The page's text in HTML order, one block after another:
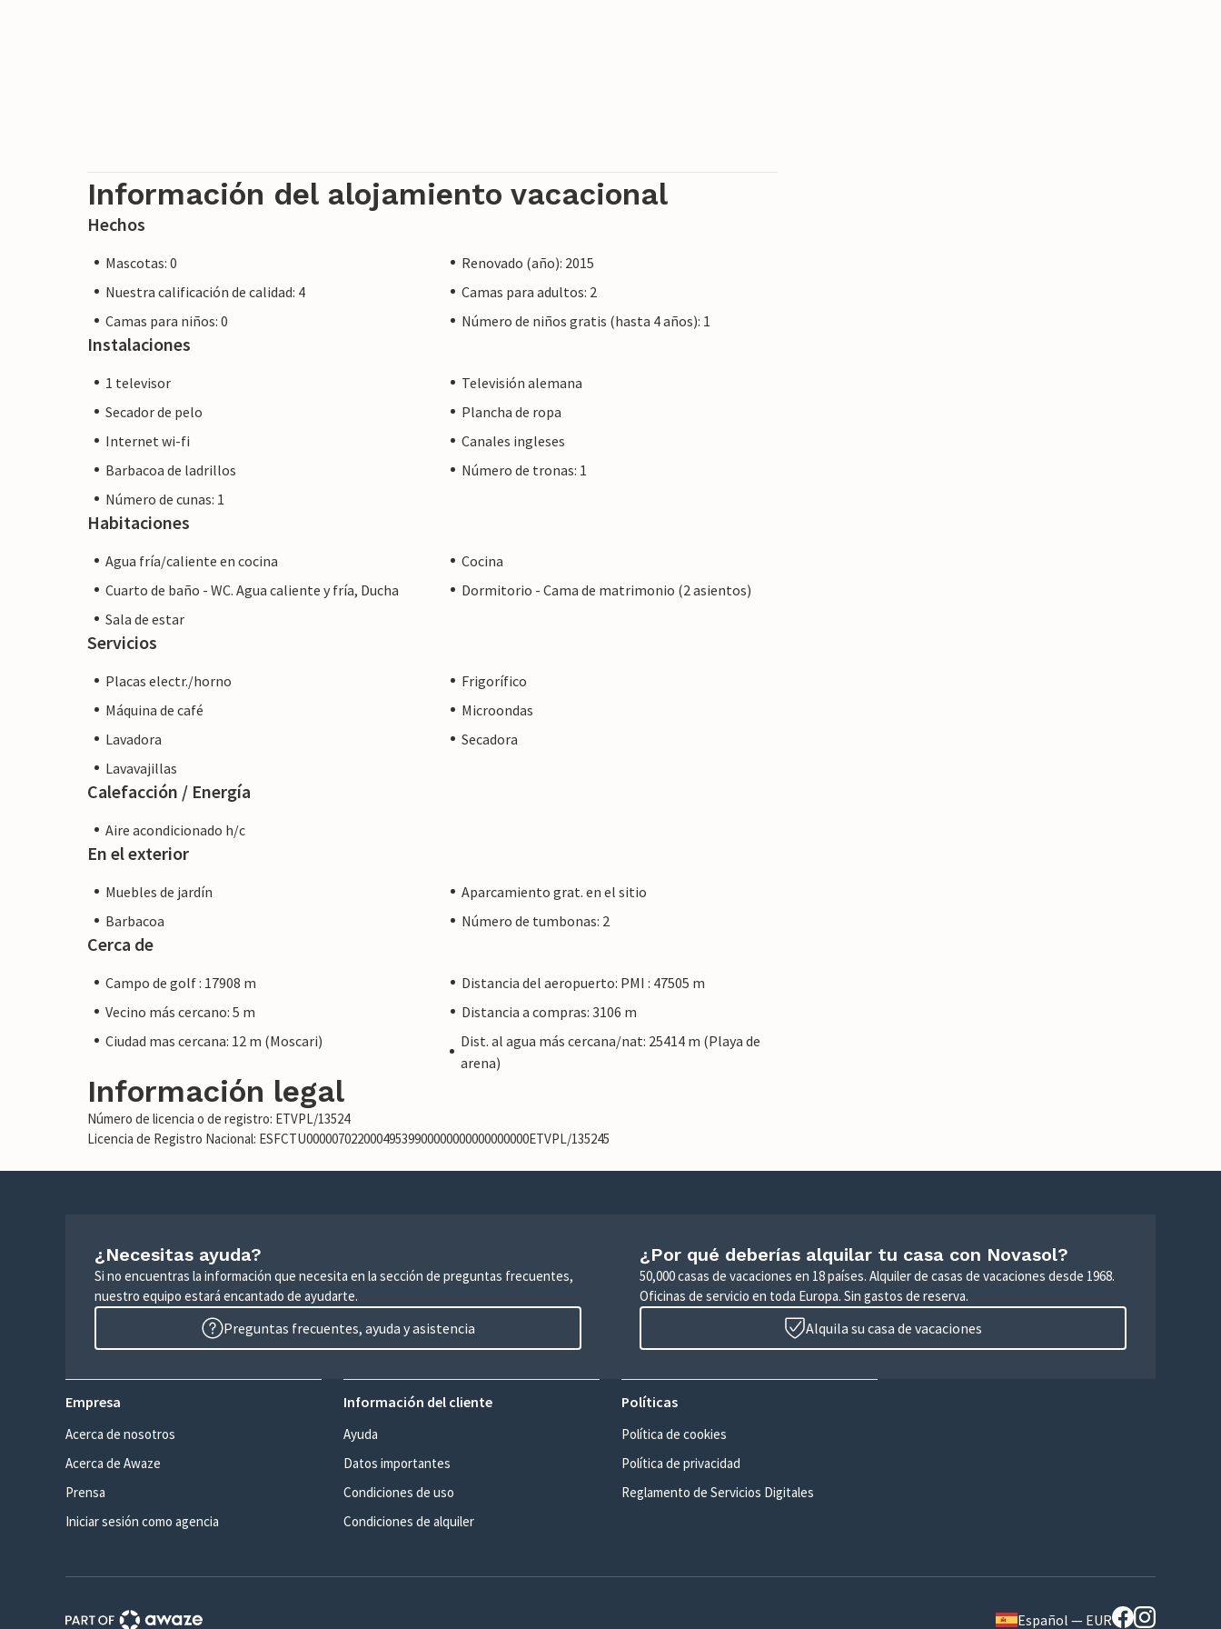
Información del alojamiento vacacional
Hechos
Mascotas: 0
Renovado (año): 2015
Nuestra calificación de calidad: 4
Camas para adultos: 2
Camas para niños: 0
Número de niños gratis (hasta 4 años): 1
Instalaciones
1 televisor
Televisión alemana
Secador de pelo
Plancha de ropa
Internet wi-fi
Canales ingleses
Barbacoa de ladrillos
Número de tronas: 1
Número de cunas: 1
Habitaciones
Agua fría/caliente en cocina
Cocina
Cuarto de baño - WC. Agua caliente y fría, Ducha
Dormitorio - Cama de matrimonio (2 asientos)
Sala de estar
Servicios
Placas electr./horno
Frigorífico
Máquina de café
Microondas
Lavadora
Secadora
Lavavajillas
Calefacción / Energía
Aire acondicionado h/c
En el exterior
Muebles de jardín
Aparcamiento grat. en el sitio
Barbacoa
Número de tumbonas: 2
Cerca de
Campo de golf : 17908 m
Distancia del aeropuerto: PMI : 47505 m
Vecino más cercano: 5 m
Distancia a compras: 3106 m
Ciudad mas cercana: 12 m (Moscari)
Dist. al agua más cercana/nat: 25414 m (Playa de
arena)
Información legal
Número de licencia o de registro: ETVPL/13524
Licencia de Registro Nacional: ESFCTU00000702200049539900000000000000000ETVPL/135245
¿Necesitas ayuda?
Si no encuentras la información que necesita en la sección de preguntas frecuentes,
nuestro equipo estará encantado de ayudarte.
Preguntas frecuentes, ayuda y asistencia
¿Por qué deberías alquilar tu casa con Novasol?
50,000 casas de vacaciones en 18 países. Alquiler de casas de vacaciones desde 1968.
Oficinas de servicio en toda Europa. Sin gastos de reserva.
Alquila su casa de vacaciones
Empresa
Acerca de nosotros
Acerca de Awaze
Prensa
Iniciar sesión como agencia
Información del cliente
Ayuda
Datos importantes
Condiciones de uso
Condiciones de alquiler
Políticas
Política de cookies
Política de privacidad
Reglamento de Servicios Digitales
Español — EUR